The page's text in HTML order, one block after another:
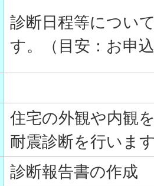
診断日程等につい
す。（目安：お申
住宅の外観や内観
耐震診断を行いま
診断報告書の作成